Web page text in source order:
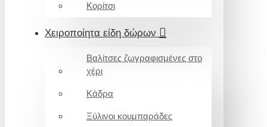
Κορίτσι
Χειροποίητα είδη δώρων
Βαλίτσες ζωγραφισμένες στο
χέρι
Κάδρα
Ξύλινοι κουμπαράδες